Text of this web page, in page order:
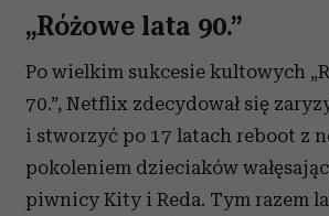
„Różowe lata 90.”
Po wielkim sukcesie kultowych
70.”, Netflix zdecydował się
i stworzyć po 17 latach reboot z
pokoleniem dzieciaków
piwnicy Kity i Reda. Tym razem